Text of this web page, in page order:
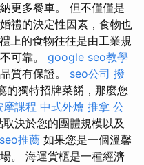
更多餐車。 但不僅僅是
禮的決定性因素，食物也
上的食物往往是由工業規
可靠。 google seo教學
質有保證。 seo公司 撥
的獨特招牌菜餚，那麼您
摩課程 中式外燴 推拿 公
決於您的團體規模以及
seo推薦 如果您是一個溫馨
。 海運貨櫃是一種經濟